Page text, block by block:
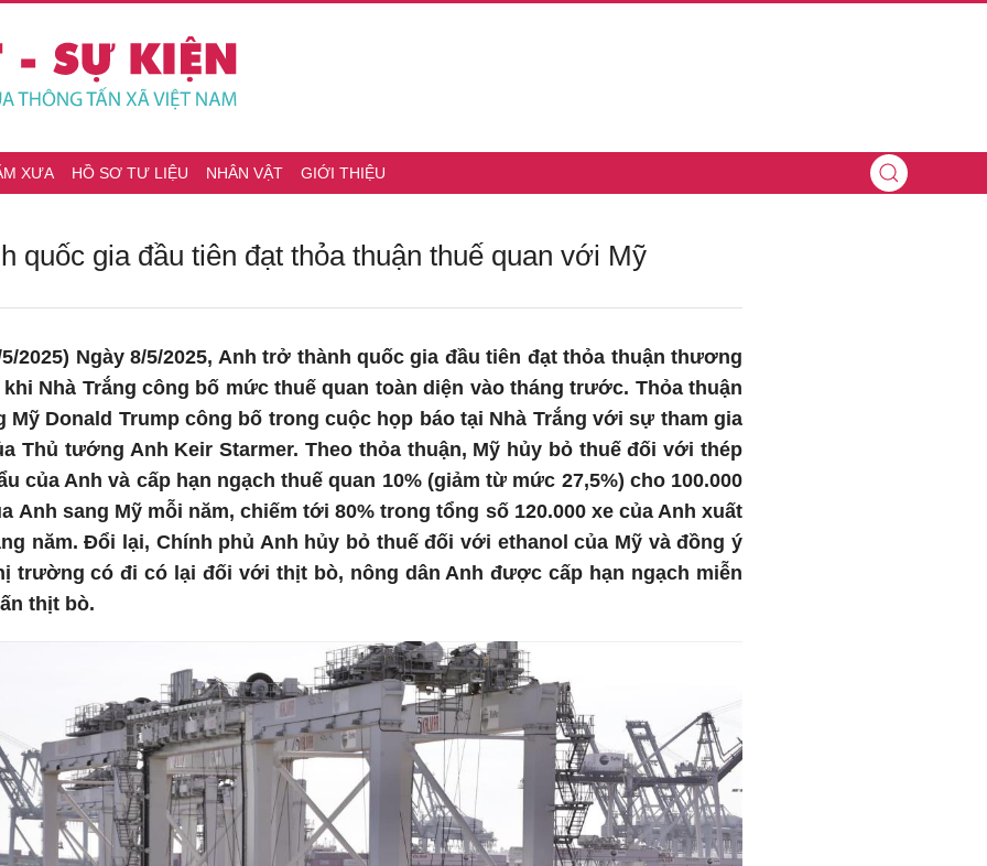
XƯA HỒ SƠ TƯ LIỆU NHÂN VẬT GIỚI THIỆU
quốc gia đầu tiên đạt thỏa thuận thuế quan với Mỹ
5/2025) Ngày 8/5/2025, Anh trở thành quốc gia đầu tiên đạt thỏa thuận thương
Nhà Trắng công bố mức thuế quan toàn diện vào tháng trước. Thỏa thuận
Mỹ Donald Trump công bố trong cuộc họp báo tại Nhà Trắng với sự tham gia
Thủ tướng Anh Keir Starmer. Theo thỏa thuận, Mỹ hủy bỏ thuế đối với thép
của Anh và cấp hạn ngạch thuế quan 10% (giảm từ mức 27,5%) cho 100.000
Anh sang Mỹ mỗi năm, chiếm tới 80% trong tổng số 120.000 xe của Anh xuất
năm. Đổi lại, Chính phủ Anh hủy bỏ thuế đối với ethanol của Mỹ và đồng ý
trường có đi có lại đối với thịt bò, nông dân Anh được cấp hạn ngạch miễn
thịt bò.